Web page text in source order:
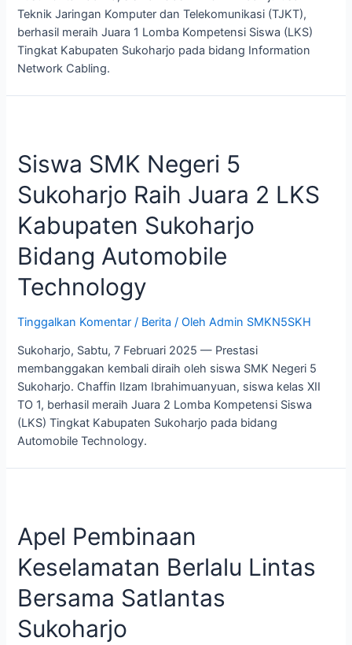
Teknik Jaringan Komputer dan Telekomunikasi (TJKT),
berhasil meraih Juara 1 Lomba Kompetensi Siswa (LKS)
Tingkat Kabupaten Sukoharjo pada bidang Information
Network Cabling.
Siswa SMK Negeri 5
Sukoharjo Raih Juara 2 LKS
Kabupaten Sukoharjo
Bidang Automobile
Technology
Tinggalkan Komentar / Berita / OlehAdmin SMKN5SKH
Sukoharjo, Sabtu, 7 Februari 2025 — Prestasi
membanggakan kembali diraih oleh siswa SMK Negeri 5
Sukoharjo. Chaffin Ilzam Ibrahimuanyuan, siswa kelas XII
TO 1, berhasil meraih Juara 2 Lomba Kompetensi Siswa
(LKS) Tingkat Kabupaten Sukoharjo pada bidang
Automobile Technology.
Apel Pembinaan
Keselamatan Berlalu Lintas
Bersama Satlantas
Sukoharjo